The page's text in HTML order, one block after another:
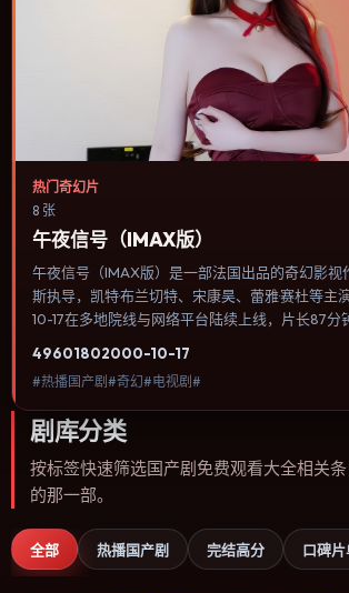
热门奇幻片
8 张
午夜信号（IMAX版）
午夜信号（IMAX版）是一部法国出品的奇幻影视
斯执导，凯特·布兰切特、宋康昊、蕾雅·赛杜等
10-17在多地院线与网络平台陆续上线，片长87分
情节推进，节奏与视听语言统一，可作为休闲观影
择。
49601802000-10-17
#热播国产剧#奇幻#电视剧#
剧库分类
按标签快速筛选国产剧免费观看大全相关
的那一部。
全部 热播国产剧 完结高分 口碑片